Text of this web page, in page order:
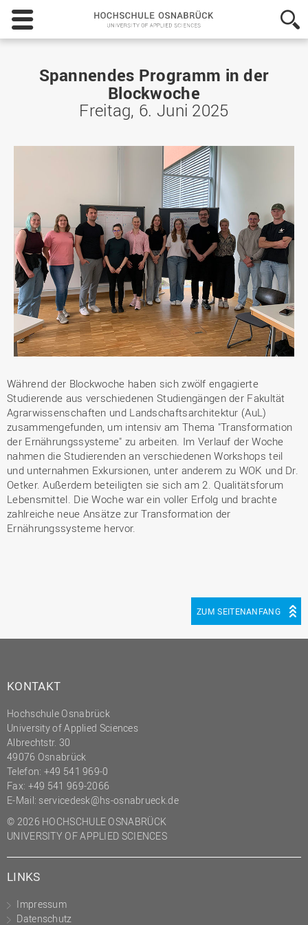
Hochschule
Osnabrück
-
of
Applied
Spannendes Programm in der
Blockwoche
Freitag, 6. Juni 2025
Während der Blockwoche haben sich zwölf engagierte
Studierende aus verschiedenen Studiengängen der Fakultät
Agrarwissenschaften und Landschaftsarchitektur (AuL)
zusammengefunden, um intensiv am Thema "Transformation
der Ernährungssysteme" zu arbeiten. Im Verlauf der Woche
nahmen die Studierenden an verschiedenen Workshops teil
und unternahmen Exkursionen, unter anderem zu WOK und Dr.
Oetker. Außerdem beteiligten sie sich am 2. Qualitätsforum
Lebensmittel. Die Woche war ein voller Erfolg und brachte
zahlreiche neue Ansätze zur Transformation der
Ernährungssysteme hervor.
ZUM SEITENANFANG
KONTAKT
Hochschule Osnabrück
University of Applied Sciences
Albrechtstr. 30
49076 Osnabrück
Telefon: +49 541 969-0
Fax: +49 541 969-2066
E-Mail: servicedesk@hs-osnabrueck.de
© 2026 HOCHSCHULE OSNABRÜCK
UNIVERSITY OF APPLIED SCIENCES
LINKS
Impressum
Datenschutz